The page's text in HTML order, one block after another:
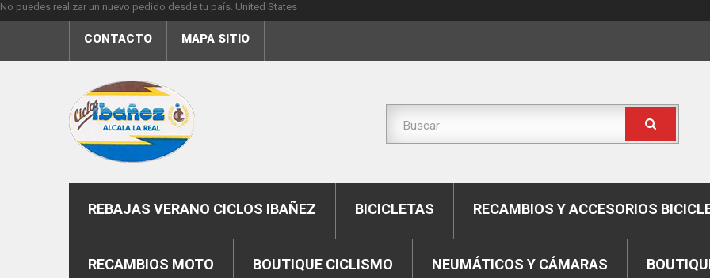
No puedes realizar un nuevo pedido desde tu país. United States
CONTACTO MAPA SITIO
REBAJAS VERANO CICLOS IBAÑEZ BICICLETAS RECAMBIOS Y ACCESORIOS
RECAMBIOS MOTO BOUTIQUE CICLISMO NEUMÁTICOS Y CÁMARAS